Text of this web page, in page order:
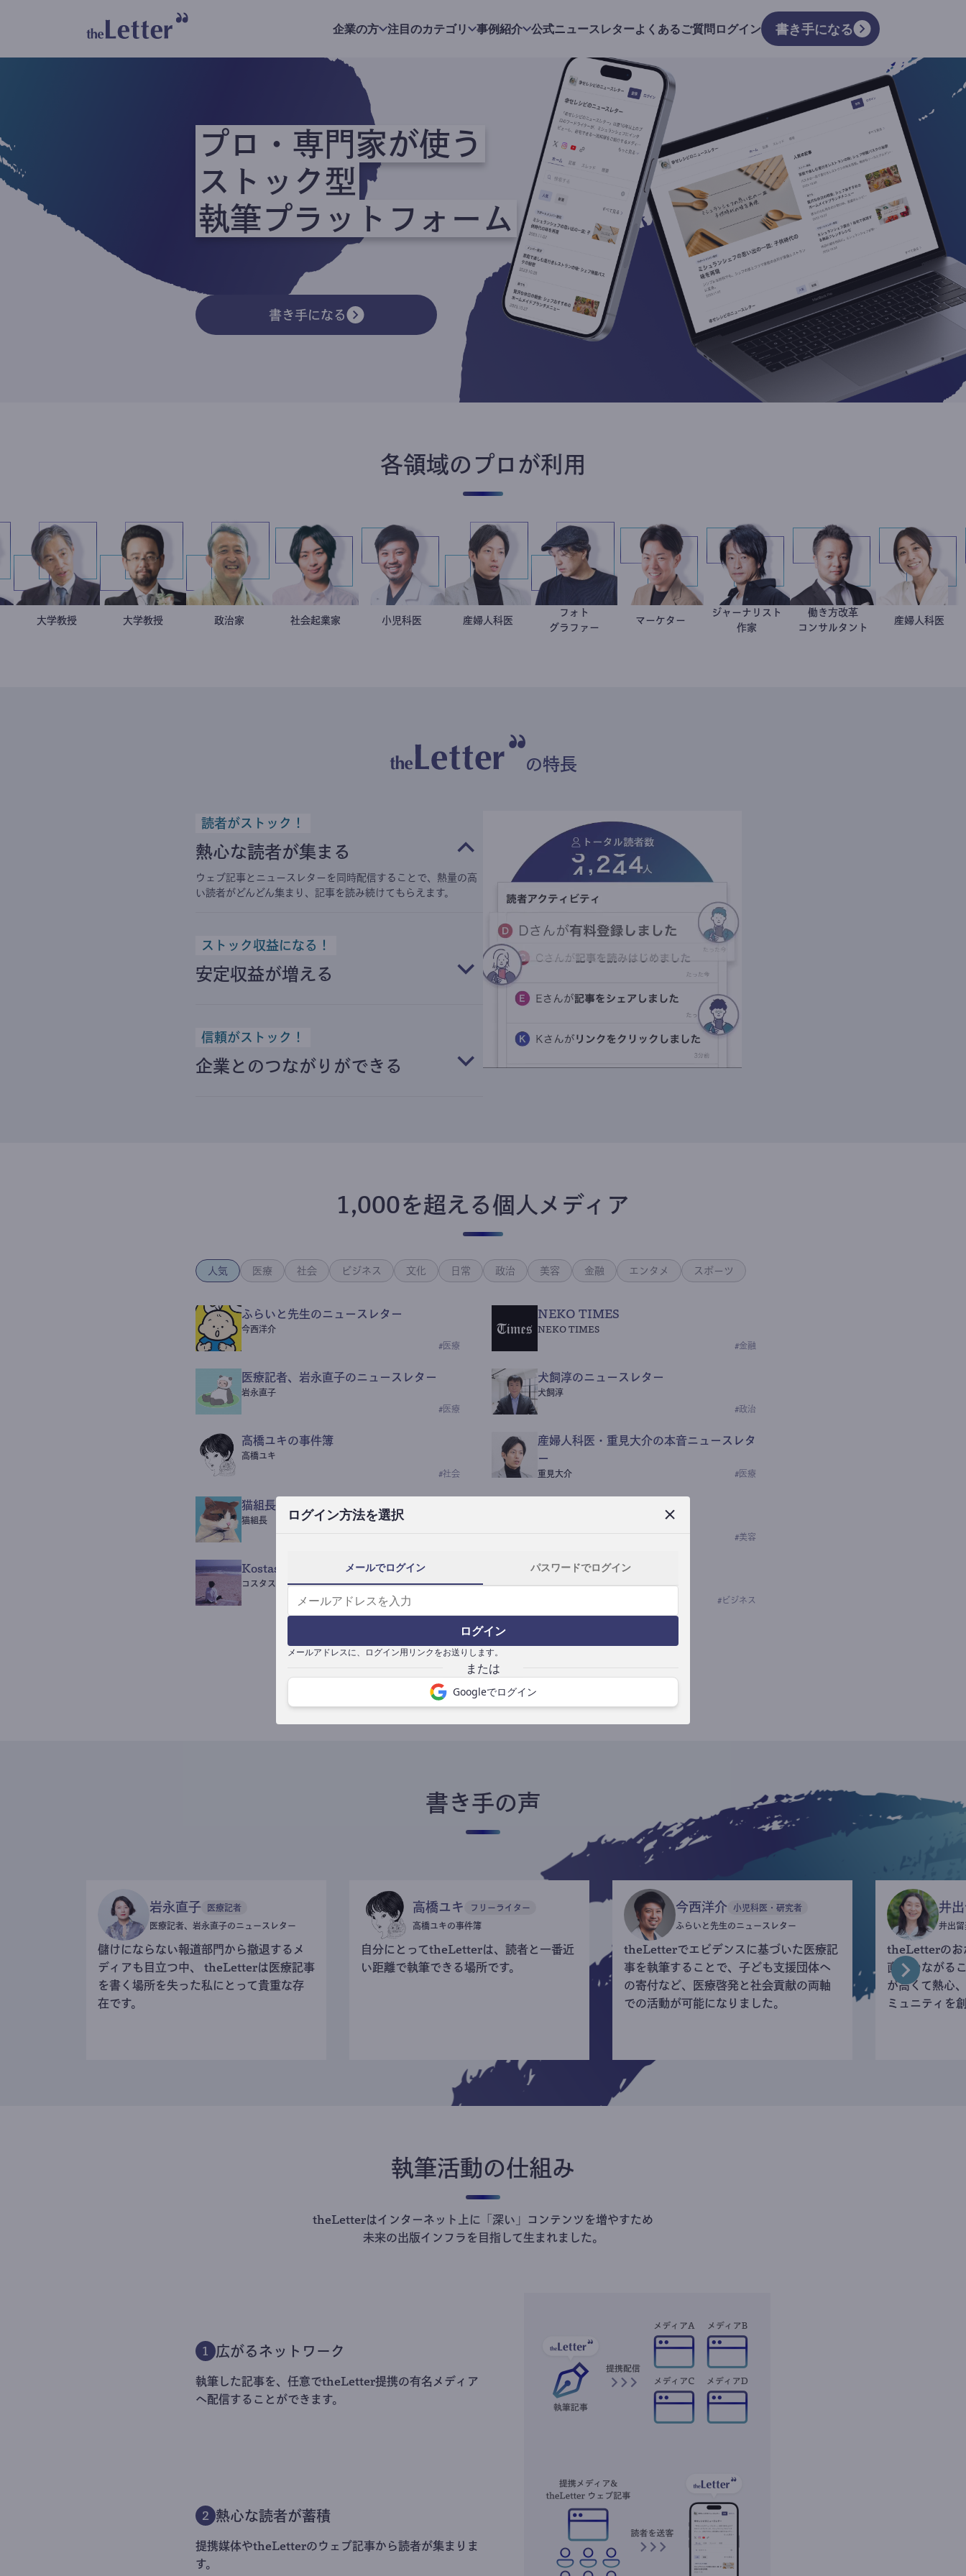
ログイン方法を選択
メールでログイン パスワードでログイン
ログイン
メールアドレスに、ログイン用リンクをお送りします。
Googleでログイン
企業の方 注目のカテゴリ 事例紹介 公式ニュースレターよくあるご質問ログイン 書き手になる
プロ・専門家が使う
ストック型
執筆プラットフォーム
書き手になる
各領域のプロが利用
加藤忠史
大学教授 金谷一朗
大学教授 駒崎弘樹
社会起業家 今西洋介
小児科医 重見大介
産婦人科医
グラファー
室谷良平
マーケター 鈴木エイト
ジャーナリスト
新田龍
働き方改革
コンサルタント
稲葉可
産婦人
の特長
読者がストック！
熱心な読者が集まる
ウェブ記事とニュースレターを同時配信することで、熱量の高
い読者がどんどん集まり、記事を読み続けてもらえます。
ストック収益になる！
安定収益が増える
信頼がストック！
企業とのつながりができる
1,000を超える個人メディア
人気 医療 社会 ビジネス 文化 日常 政治 美容 金融 エンタメ スポーツ
ふらいと先生のニュースレター
今西洋介
# 医療
NEKO TIMES
NEKO TIMES
#金融
医療記者、岩永直子のニュースレター
岩永直子
# 医療
犬飼淳のニュースレター
犬飼淳
#政治
高橋ユキの事件簿
高橋ユキ
#社会
産婦人科医・重見大介の本音ニュースレタ
ー
重見大介 # 医療
猫組長POST
猫組長
なつなつ（化粧品・皮膚科学の研究者）
#美容
Kostas Beauty News
コスタス
ｺｯｶﾗSaaS
# ビジネス
書き手になる
書き手の声
岩永直子 医療記者
医療記者、岩永直子のニュースレター
儲けにならない報道部門から撤退するメ
ディアも目立つ中、 theLetterは医療記事
を書く場所を失った私にとって貴重な存
在です。
高橋ユキ フリーライター
高橋ユキの事件簿
自分にとってtheLetterは、読者と一番近
い距離で執筆できる場所です。
今西洋介 小児科医・研究者
ふらいと先生のニュースレター
theLetterでエビデンスに基づいた医療記
事を執筆することで、子ども支援団体へ
の寄付など、医療啓発と社会貢献の両軸
での活動が可能になりました。
井
井出
theLetterのお
直接つながる
が高くて熱心
ミュニティを
執筆活動の仕組み
theLetterはインターネット上に「深い」コンテンツを増やすため
未来の出版インフラを目指して生まれました。
1 広がるネットワーク
執筆した記事を、任意でtheLetter提携の有名メディア
へ配信することができます。
2 熱心な読者が蓄積
提携媒体やtheLetterのウェブ記事から読者が集まりま
す。